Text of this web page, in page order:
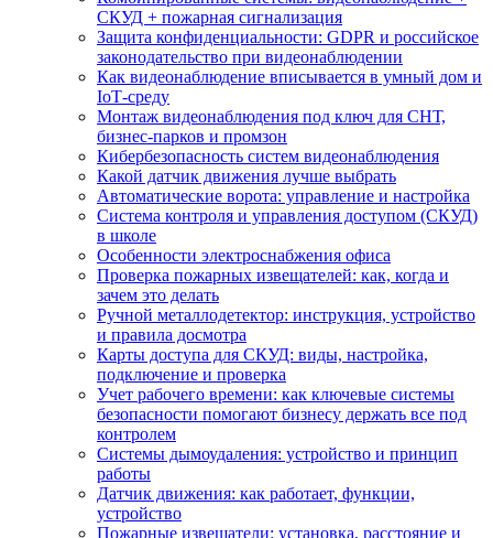
СКУД + пожарная сигнализация
Защита конфиденциальности: GDPR и российское
законодательство при видеонаблюдении
Как видеонаблюдение вписывается в умный дом и
IoT‑среду
Монтаж видеонаблюдения под ключ для СНТ,
бизнес‑парков и промзон
Кибербезопасность систем видеонаблюдения
Какой датчик движения лучше выбрать
Автоматические ворота: управление и настройка
Система контроля и управления доступом (СКУД)
в школе
Особенности электроснабжения офиса
Проверка пожарных извещателей: как, когда и
зачем это делать
Ручной металлодетектор: инструкция, устройство
и правила досмотра
Карты доступа для СКУД: виды, настройка,
подключение и проверка
Учет рабочего времени: как ключевые системы
безопасности помогают бизнесу держать все под
контролем
Системы дымоудаления: устройство и принцип
работы
Датчик движения: как работает, функции,
устройство
Пожарные извещатели: установка, расстояние и